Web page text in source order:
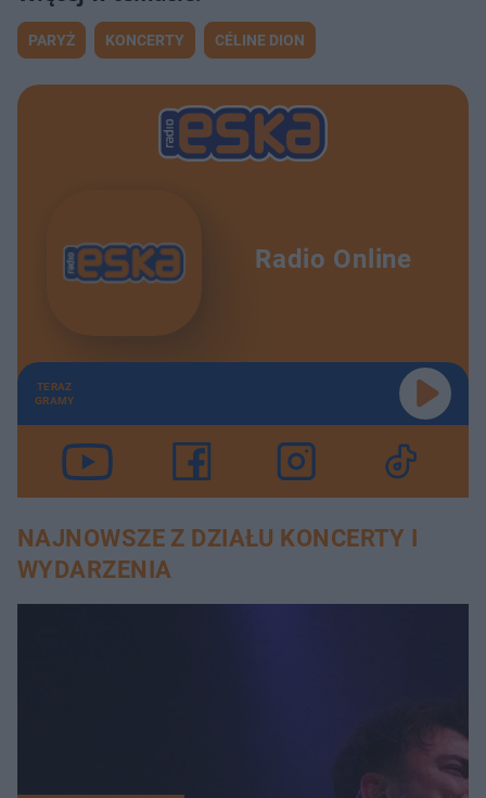
PARYŻ KONCERTY CÉLINE DION
Radio Online
TERAZ
GRAMY
NAJNOWSZE Z DZIAŁU KONCERTY I
WYDARZENIA